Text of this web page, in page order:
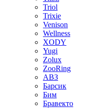
Triol
Trixie
Venison
Wellness
XODY
Yugi
Zolux
ZooRing
АВЗ
Барсик
Бим
Бравекто